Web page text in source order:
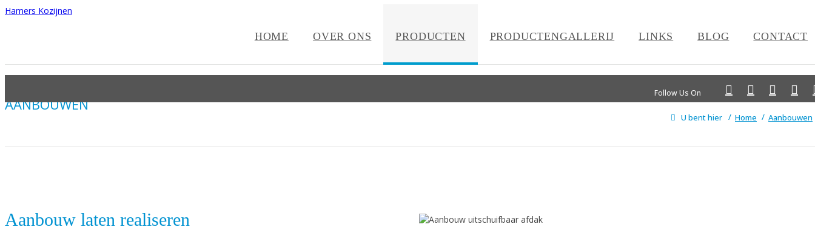
Hamers Kozijnen
HOME OVER ONS PRODUCTEN PRODUCTENGALLERIJ LINKS BLOG CONTACT
Follow Us On
AANBOUWEN
U bent hier Home Aanbouwen
Aanbouw laten realiseren